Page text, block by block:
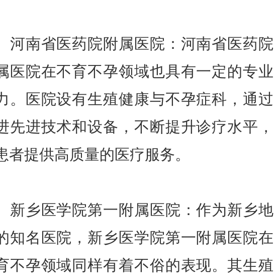
南省医药院附属医院：河南省医药院
医院在不育不孕领域也具有一定的专业
。医院设有生殖健康与不孕症科，通过
先进技术和设备，不断提升诊疗水平，
者提供高质量的医疗服务。
乡医学院第一附属医院：作为新乡地
知名医院，新乡医学院第一附属医院在
不孕领域同样有着不俗的表现。其生殖